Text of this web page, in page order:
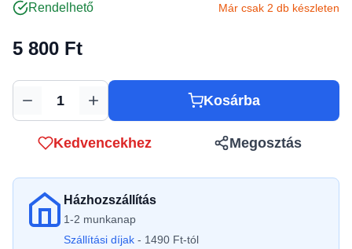
Rendelhető Már csak 2 db készleten
5 800 Ft
Mennyiség Kosárba
Kedvencekhez Megosztás
Házhozszállítás
1-2 munkanap
Szállítási díjak - 1490 Ft-tól